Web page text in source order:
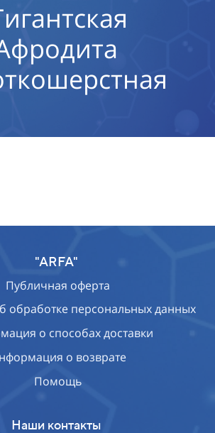
"ARFA"
Публичная оферта
обработке персональных данных
о способах доставки
о возврате
Помощь
Наши контакты